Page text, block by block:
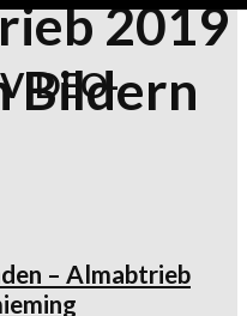
– Almabtrieb
2019
Bildern